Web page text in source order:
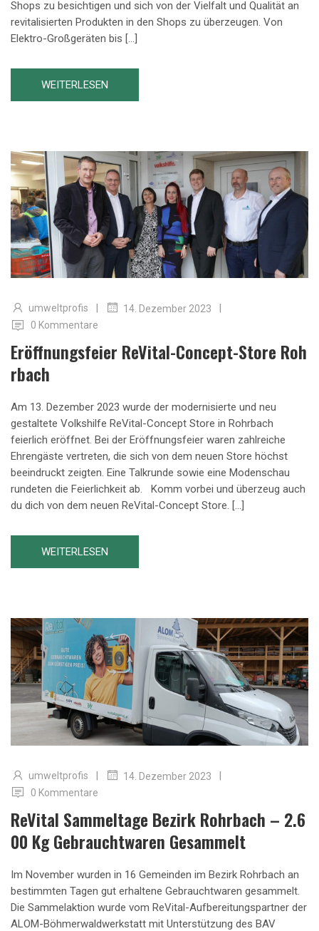
Shops zu besichtigen und sich von der Vielfalt und Qualität an
revitalisierten Produkten in den Shops zu überzeugen. Von
Elektro-Großgeräten bis […]
WEITERLESEN
umweltprofis 14. Dezember 2023
0 Kommentare
Eröffnungsfeier ReVital-Concept-Store Roh
Rbach
Am 13. Dezember 2023 wurde der modernisierte und neu
gestaltete Volkshilfe ReVital-Concept Store in Rohrbach
feierlich eröffnet. Bei der Eröffnungsfeier waren zahlreiche
Ehrengäste vertreten, die sich von dem neuen Store höchst
beeindruckt zeigten. Eine Talkrunde sowie eine Modenschau
rundeten die Feierlichkeit ab. Komm vorbei und überzeug auch
du dich von dem neuen ReVital-Concept Store. […]
WEITERLESEN
umweltprofis | 14. Dezember 2023 |
0 Kommentare
ReVital Sammeltage Bezirk Rohrbach – 2.6
00 Kg Gebrauchtwaren Gesammelt
Im November wurden in 16 Gemeinden im Bezirk Rohrbach an
bestimmten Tagen gut erhaltene Gebrauchtwaren gesammelt.
Die Sammelaktion wurde vom ReVital-Aufbereitungspartner der
ALOM-Böhmerwaldwerkstatt mit Unterstützung des BAV